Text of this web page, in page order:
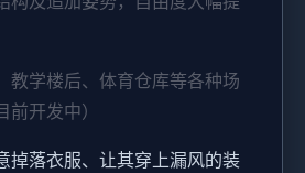
教学楼后、体育仓库等各种场
开发中）
掉落衣服、让其穿上漏风的装